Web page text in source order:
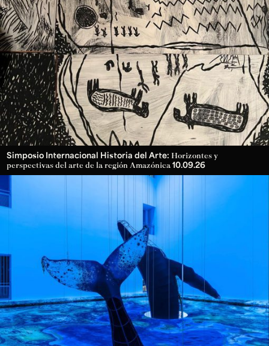
Simposio Internacional Historia del Arte: Horizontes y
perspectivas del arte de la región Amazónica 10.09.26